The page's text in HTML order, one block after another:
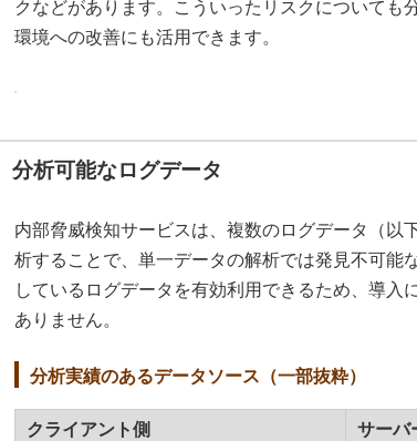
クなどがあります。こういったリスクについても
環境への改善にも活用できます。
分析可能なログデータ
内部脅威検知サービスは、複数のログデータ（以
析することで、単一データの解析では発見不可能
しているログデータを有効利用できるため、導入
ありません。
分析実績のあるデータソース（一部抜粋）
クライアント側 サーバ